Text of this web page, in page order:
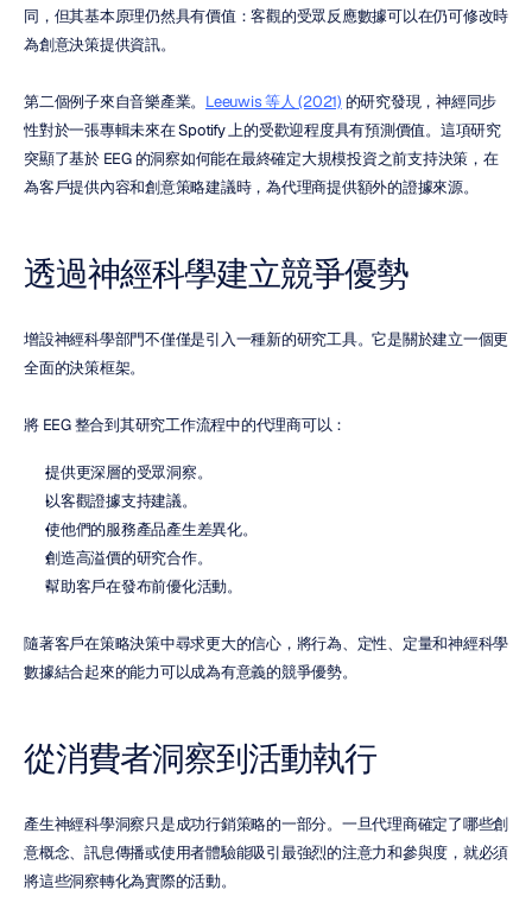
同，但其基本原理仍然具有價值：客觀的受眾反應數據可以在仍可修改時
為創意決策提供資訊。
第二個例子來自音樂產業。 Leeuwis 等人 (2021) 的研究發現，神經同步
性對於一張專輯未來在 Spotify 上的受歡迎程度具有預測價值。這項研究
突顯了基於 EEG 的洞察如何能在最終確定大規模投資之前支持決策，在
為客戶提供內容和創意策略建議時，為代理商提供額外的證據來源。
透過神經科學建立競爭優勢
增設神經科學部門不僅僅是引入一種新的研究工具。它是關於建立一個更
全面的決策框架。
將 EEG 整合到其研究工作流程中的代理商可以：
提供更深層的受眾洞察。
以客觀證據支持建議。
使他們的服務產品產生差異化。
創造高溢價的研究合作。
幫助客戶在發布前優化活動。
隨著客戶在策略決策中尋求更大的信心，將行為、定性、定量和神經科學
數據結合起來的能力可以成為有意義的競爭優勢。
從消費者洞察到活動執行
產生神經科學洞察只是成功行銷策略的一部分。一旦代理商確定了哪些創
意概念、訊息傳播或使用者體驗能吸引最強烈的注意力和參與度，就必須
將這些洞察轉化為實際的活動。